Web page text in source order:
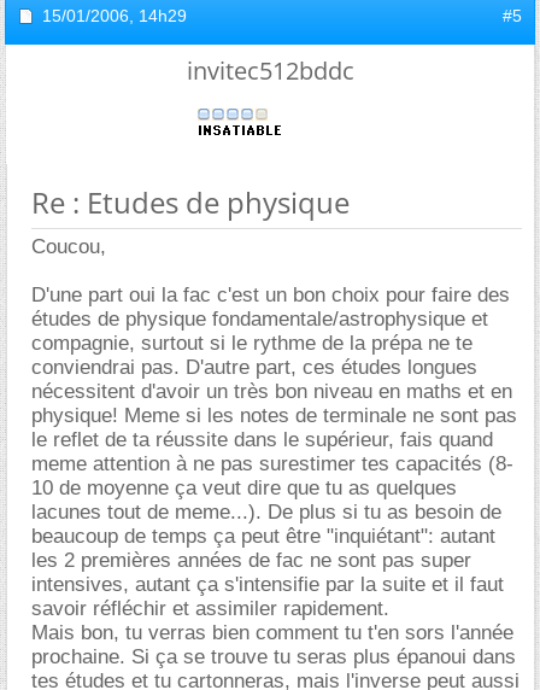
15/01/2006, 14h29 #5
invitec512bddc
Re : Etudes de physique
Coucou,
D'une part oui la fac c'est un bon choix pour faire des
études de physique fondamentale/astrophysique et
compagnie, surtout si le rythme de la prépa ne te
conviendrai pas. D'autre part, ces études longues
nécessitent d'avoir un très bon niveau en maths et en
physique! Meme si les notes de terminale ne sont pas
le reflet de ta réussite dans le supérieur, fais quand
meme attention à ne pas surestimer tes capacités (8-
10 de moyenne ça veut dire que tu as quelques
lacunes tout de meme...). De plus si tu as besoin de
beaucoup de temps ça peut être "inquiétant": autant
les 2 premières années de fac ne sont pas super
intensives, autant ça s'intensifie par la suite et il faut
savoir réfléchir et assimiler rapidement.
Mais bon, tu verras bien comment tu t'en sors l'année
prochaine. Si ça se trouve tu seras plus épanoui dans
tes études et tu cartonneras, mais l'inverse peut aussi